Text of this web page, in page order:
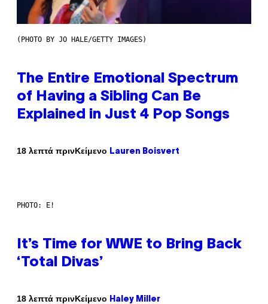
(PHOTO BY JO HALE/GETTY IMAGES)
The Entire Emotional Spectrum
of Having a Sibling Can Be
Explained in Just 4 Pop Songs
18 λεπτά πρινΚείμενο Lauren Boisvert
PHOTO: E!
It’s Time for WWE to Bring Back
‘Total Divas’
18 λεπτά πρινΚείμενο Haley Miller